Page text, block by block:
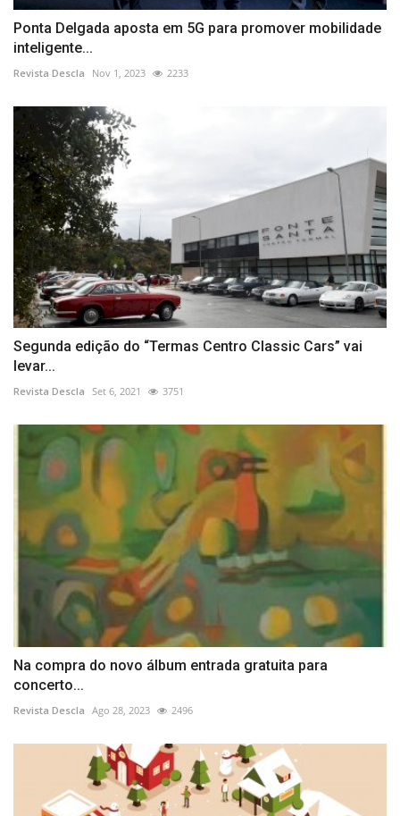
Ponta Delgada aposta em 5G para promover mobilidade
inteligente...
Revista Descla Nov 1, 2023 2233
Segunda edição do “Termas Centro Classic Cars” vai
levar...
Revista Descla Set 6, 2021 3751
Na compra do novo álbum entrada gratuita para
concerto...
Revista Descla Ago 28, 2023 2496